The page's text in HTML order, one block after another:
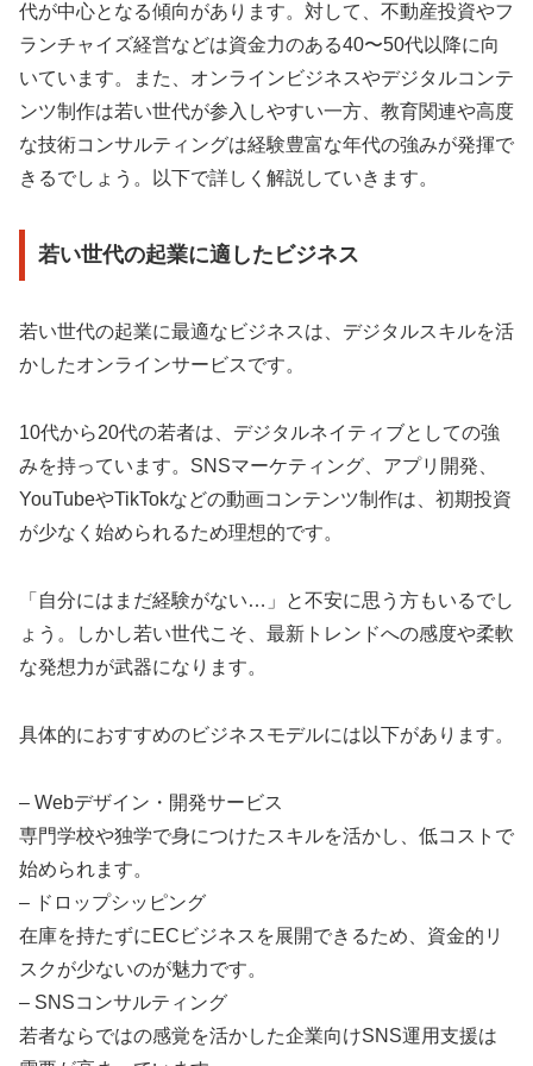
代が中心となる傾向があります。対して、不動産投資やフ
ランチャイズ経営などは資金力のある40〜50代以降に向
いています。また、オンラインビジネスやデジタルコンテ
ンツ制作は若い世代が参入しやすい一方、教育関連や高度
な技術コンサルティングは経験豊富な年代の強みが発揮で
きるでしょう。以下で詳しく解説していきます。
若い世代の起業に適したビジネス
若い世代の起業に最適なビジネスは、デジタルスキルを活
かしたオンラインサービスです。
10代から20代の若者は、デジタルネイティブとしての強
みを持っています。SNSマーケティング、アプリ開発、
YouTubeやTikTokなどの動画コンテンツ制作は、初期投資
が少なく始められるため理想的です。
「自分にはまだ経験がない…」と不安に思う方もいるでし
ょう。しかし若い世代こそ、最新トレンドへの感度や柔軟
な発想力が武器になります。
具体的におすすめのビジネスモデルには以下があります。
– Webデザイン・開発サービス
専門学校や独学で身につけたスキルを活かし、低コストで
始められます。
– ドロップシッピング
在庫を持たずにECビジネスを展開できるため、資金的リ
スクが少ないのが魅力です。
– SNSコンサルティング
若者ならではの感覚を活かした企業向けSNS運用支援は